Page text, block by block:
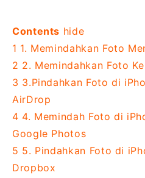
Contents hide
1 1. Memindahkan Foto
2 2. Memindahkan Foto
3 3.Pindahkan Foto di
AirDrop
4 4. Memindah Foto di
Google Photos
5 5. Pindahkan Foto di
Dropbox